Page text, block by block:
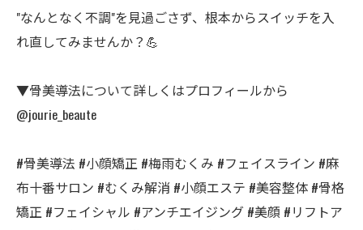
"なんとなく不調"を見過ごさず、根本からスイッチを入
れ直してみませんか？💪
▼骨美導法について詳しくはプロフィールから
@jourie_beaute
#骨美導法 #小顔矯正 #梅雨むくみ #フェイスライン #麻
布十番サロン #むくみ解消 #小顔エステ #美容整体 #骨格
矯正 #フェイシャル #アンチエイジング #美顔 #リフトア